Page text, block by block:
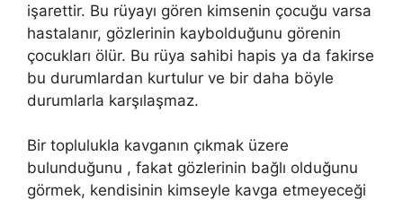
işarettir. Bu rüyayı gören kimsenin çocuğu varsa
hastalanır, gözlerinin kaybolduğunu görenin
çocukları ölür. Bu rüya sahi­bi hapis ya da fakirse
bu durumlardan kurtulur ve bir daha böyle
durum­larla karşılaşmaz.
Bir toplulukla kavganın çıkmak üzere
bulunduğunu , fakat gözlerinin bağlı olduğunu
görmek, kendisinin kimseyle kavga etmeyeceği